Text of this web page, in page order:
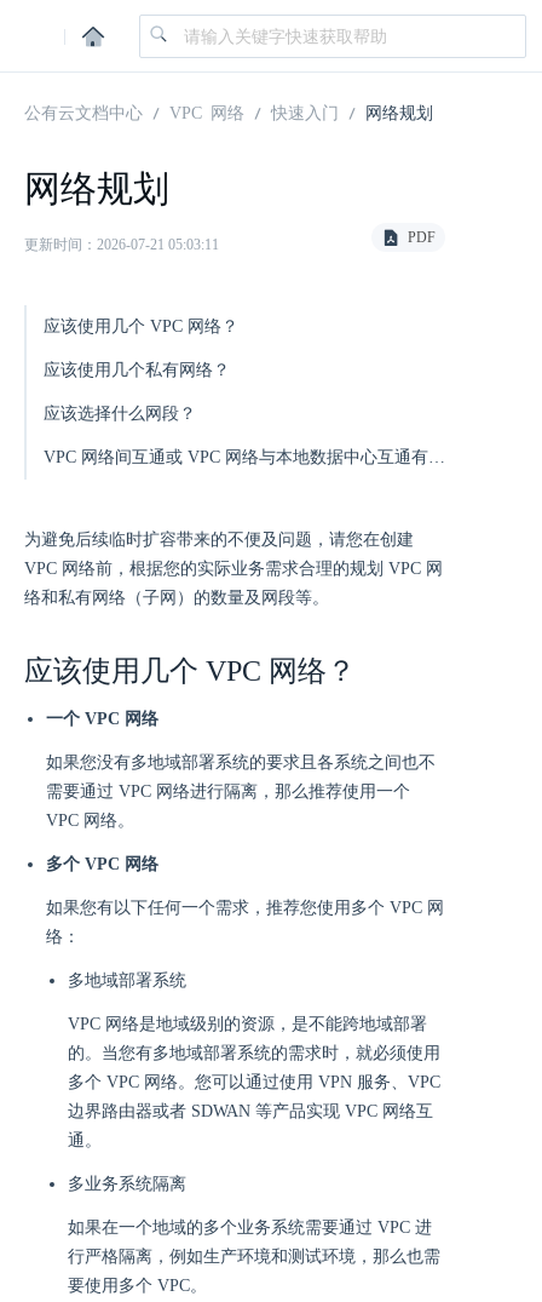
|
公有云文档中心 VPC 网络 快速入门 网络规划
网络规划
更新时间：2026-07-21 05:03:11 PDF
应该使用几个 VPC 网络？
应该使用几个私有网络？
应该选择什么网段？
VPC 网络间互通或 VPC 网络与本地数据中心互通有什么要求？
为避免后续临时扩容带来的不便及问题，请您在创建
VPC 网络前，根据您的实际业务需求合理的规划 VPC 网
络和私有网络（子网）的数量及网段等。
应该使用几个 VPC 网络？
一个 VPC 网络
如果您没有多地域部署系统的要求且各系统之间也不
需要通过 VPC 网络进行隔离，那么推荐使用一个
VPC 网络。
多个 VPC 网络
如果您有以下任何一个需求，推荐您使用多个 VPC 网
络：
多地域部署系统
VPC 网络是地域级别的资源，是不能跨地域部署
的。当您有多地域部署系统的需求时，就必须使用
多个 VPC 网络。您可以通过使用 VPN 服务、VPC
边界路由器或者 SDWAN 等产品实现 VPC 网络互
通。
多业务系统隔离
如果在一个地域的多个业务系统需要通过 VPC 进
行严格隔离，例如生产环境和测试环境，那么也需
要使用多个 VPC。